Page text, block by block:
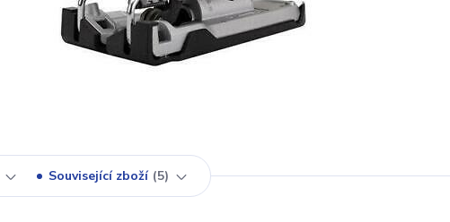
Související zboží 5